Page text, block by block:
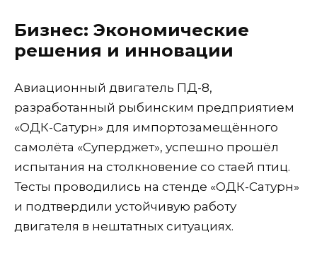
Бизнес: Экономические
решения и инновации
Авиационный двигатель ПД-8,
разработанный рыбинским предприятием
«ОДК-Сатурн» для импортозамещённого
самолёта «Суперджет», успешно прошёл
испытания на столкновение со стаей птиц.
Тесты проводились на стенде «ОДК-Сатурн»
и подтвердили устойчивую работу
двигателя в нештатных ситуациях.